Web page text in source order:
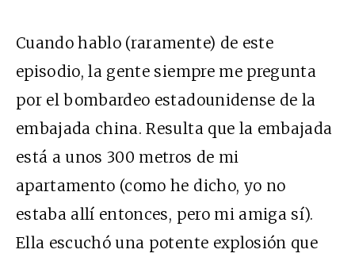
Cuando hablo (raramente) de este
episodio, la gente siempre me pregunta
por el bombardeo estadounidense de la
embajada china. Resulta que la embajada
está a unos 300 metros de mi
apartamento (como he dicho, yo no
estaba allí entonces, pero mi amiga sí).
Ella escuchó una potente explosión que